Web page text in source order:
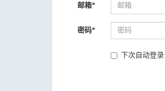
邮箱*
密码*
下次自动登录